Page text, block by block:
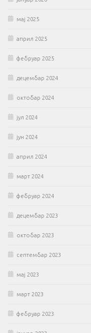
мај 2025
април 2025
фебруар 2025
децембар 2024
октобар 2024
јул 2024
јун 2024
април 2024
март 2024
фебруар 2024
децембар 2023
октобар 2023
септембар 2023
мај 2023
март 2023
фебруар 2023